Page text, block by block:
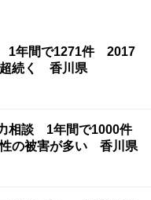
1年間で1271件 2017
続く 香川県
相談 1年間で1000件
の被害が多い 香川県